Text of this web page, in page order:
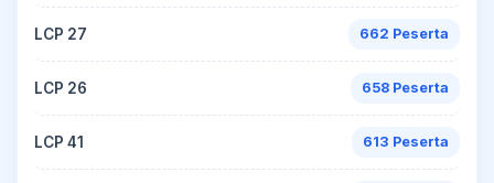
LCP 27 662 Peserta
LCP 26 658 Peserta
LCP 41 613 Peserta